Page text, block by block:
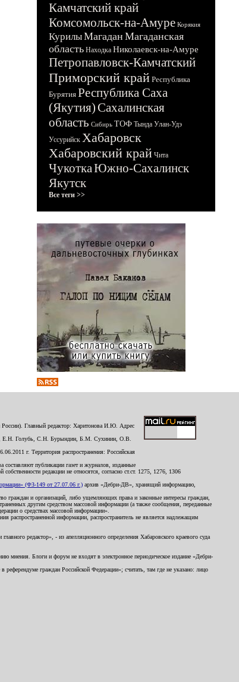
Камчатский край
Комсомольск-на-Амуре Корякия
КурилыМагадан Магаданская
область Находка Николаевск-на-Амуре
Петропавловск-Камчатский
Приморский край Республика
Бурятия Республика Саха
(Якутия)Сахалинская
область Сибирь ТОФ Тында Улан-Удэ
Уссурийск Хабаровск
Хабаровский край Чита
ЧукоткаЮжно-Сахалинск
Якутск
Все теги >>
России). Главный редактор: Харитонова И.Ю. Адрес
Е.Н. Голубь, С.Н. Бурындин, Б.М. Сухинин, О.В.
г. Территория распространения: Российская
составляют публикации газет и журналов, изданные
редакции не относятся, согласно ст.ст. 1275, 1276, 1306
(ФЗ-149 от 27.07.06 г.) архив «Дебри-ДВ», хранящий информацию,
граждан и организаций, либо ущемляющих права и законные интересы граждан,
другим средством массовой информации (а также сообщения, переданные
о средствах массовой информации».
информации, распространитель не является надлежащим
редактор», - из апелляционного определения Хабаровского краевого суда
мнения. Блоги и форум не входят в электронное периодическое издание «Дебри-
граждан Российской Федерации»; считать, там где не указано: лицо